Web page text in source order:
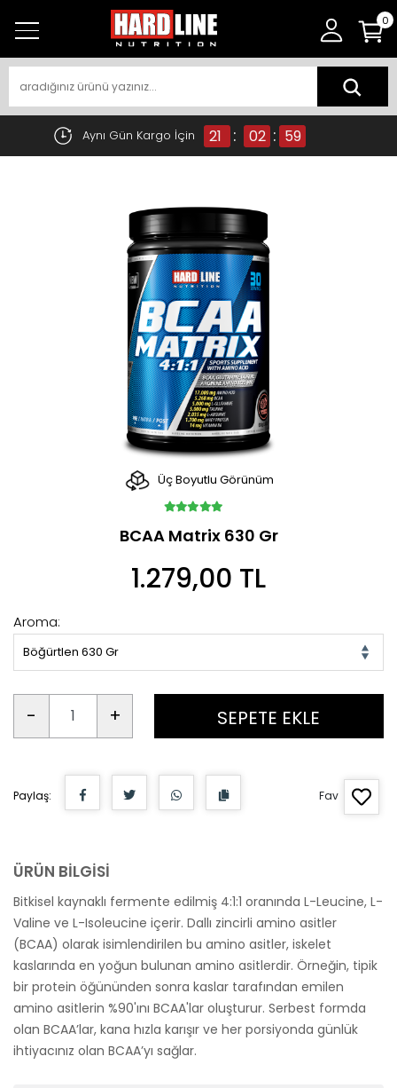
0
Aynı Gün Kargo İçin 21 : 02 : 58
Üç Boyutlu Görünüm
BCAA Matrix 630 Gr
1.279,00 TL
Aroma:
Böğürtlen 630 Gr
- + SEPETE EKLE
Paylaş: Fav
ÜRÜN BİLGİSİ
Bitkisel kaynaklı fermente edilmiş 4:1:1 oranında L-Leucine, L-
Valine ve L-Isoleucine içerir. Dallı zincirli amino asitler
(BCAA) olarak isimlendirilen bu amino asitler, iskelet
kaslarında en yoğun bulunan amino asitlerdir. Örneğin, tipik
bir protein öğününden sonra kaslar tarafından emilen
amino asitlerin %90'ını BCAA'lar oluşturur. Serbest formda
olan BCAA’lar, kana hızla karışır ve her porsiyonda günlük
ihtiyacınız olan BCAA’yı sağlar.